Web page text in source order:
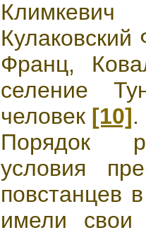
Кулаковский
Франц,
селение
человек [10]
Порядок
условия
повстанцев
имели свои